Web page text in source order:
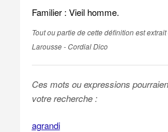
Familier : Vieil homme.
Tout ou partie de cette définition est
Larousse - Cordial Dico
Ces mots ou expressions
votre recherche :
agrandi